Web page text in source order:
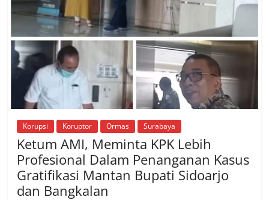
Korupsi Koruptor Ormas Surabaya
Ketum AMI, Meminta KPK Lebih
Profesional Dalam Penanganan Kasus
Gratifikasi Mantan Bupati Sidoarjo
dan Bangkalan